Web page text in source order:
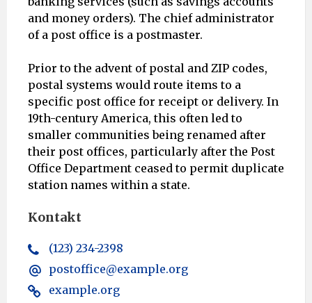
and money orders). The chief administrator
of a post office is a postmaster.
Prior to the advent of postal and ZIP codes,
postal systems would route items to a
specific post office for receipt or delivery. In
19th-century America, this often led to
smaller communities being renamed after
their post offices, particularly after the Post
Office Department ceased to permit duplicate
station names within a state.
Kontakt
(123) 234-2398
postoffice@example.org
example.org